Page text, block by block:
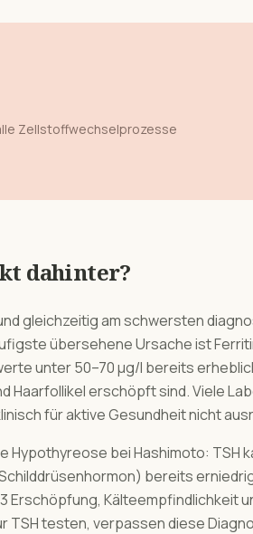
Zellstoffwechselprozesse
dahinter?
gleichzeitig am schwersten
übersehene Ursache ist
unter 50–70 µg/l bereits
Haarfollikel erschöpft sind. Viele
für aktive Gesundheit nicht
bei Hashimoto: TSH
bereits
Kälteempfindlichkeit
TSH testen, verpassen diese